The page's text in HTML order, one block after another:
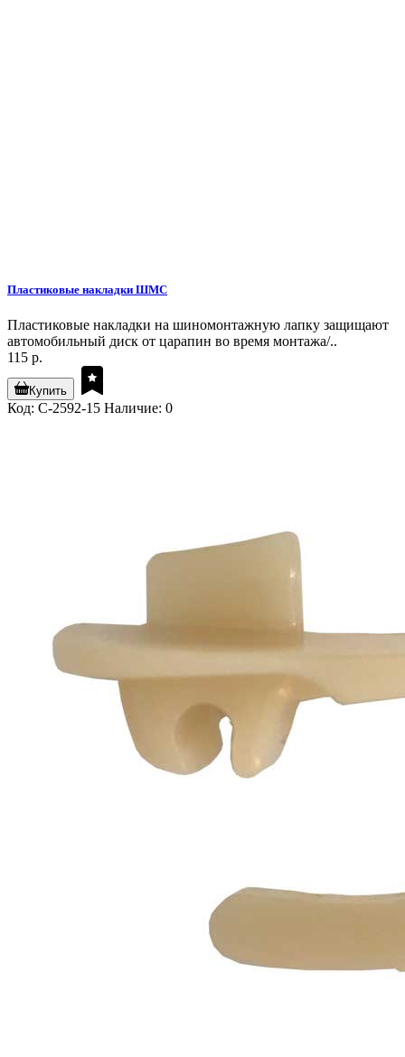
Пластиковые накладки ШМС
Пластиковые накладки на шиномонтажную лапку защищают
автомобильный диск от царапин во время монтажа/..
115 р.
Купить
Код: C-2592-15 Наличие: 0